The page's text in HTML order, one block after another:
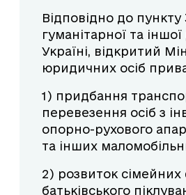
Відповідно до
гуманітарної та
Україні, відкритий
юридичних осіб
1) придбання
перевезення осіб з
опорно-рухового
та інших
2) розвиток
батьківського